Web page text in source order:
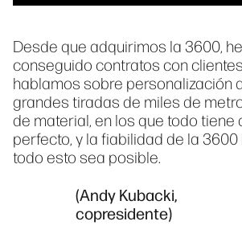
Desde que adquirimos la 3600,
conseguido contratos con
hablamos sobre personalización
grandes tiradas de miles de
de material, en los que todo tiene
perfecto, y la fiabilidad de la 3600
todo esto sea posible.
(Andy Kubacki,
copresidente)